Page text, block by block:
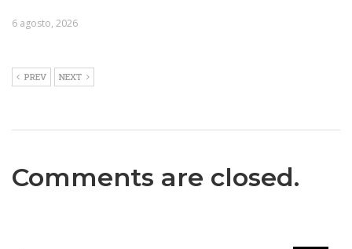
6 agosto, 2026
PREV NEXT
Comments are closed.